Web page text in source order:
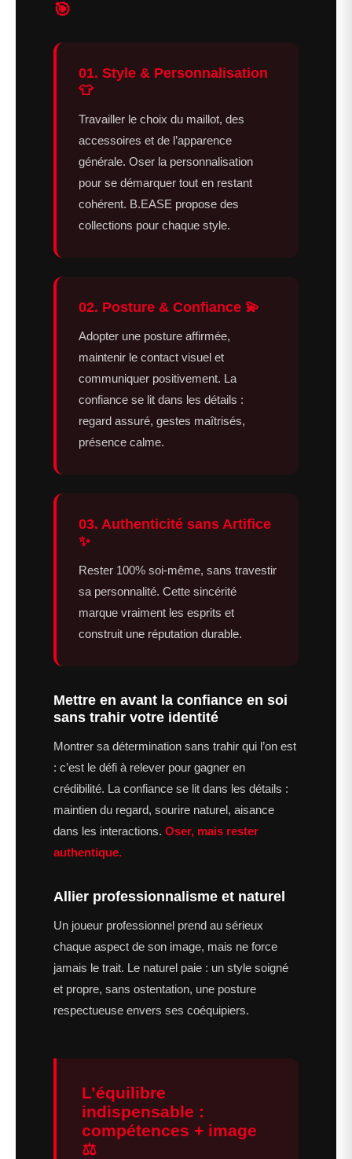
🎯
01. Style & Personnalisation
👕
Travailler le choix du maillot, des
accessoires et de l’apparence
générale. Oser la personnalisation
pour se démarquer tout en restant
cohérent. B.EASE propose des
collections pour chaque style.
02. Posture & Confiance 💫
Adopter une posture affirmée,
maintenir le contact visuel et
communiquer positivement. La
confiance se lit dans les détails :
regard assuré, gestes maîtrisés,
présence calme.
03. Authenticité sans Artifice
✨
Rester 100% soi-même, sans travestir
sa personnalité. Cette sincérité
marque vraiment les esprits et
construit une réputation durable.
Mettre en avant la confiance en soi
sans trahir votre identité
Montrer sa détermination sans trahir qui l’on est
: c’est le défi à relever pour gagner en
crédibilité. La confiance se lit dans les détails :
maintien du regard, sourire naturel, aisance
dans les interactions. Oser, mais rester
authentique.
Allier professionnalisme et naturel
Un joueur professionnel prend au sérieux
chaque aspect de son image, mais ne force
jamais le trait. Le naturel paie : un style soigné
et propre, sans ostentation, une posture
respectueuse envers ses coéquipiers.
L’équilibre
indispensable :
compétences + image
⚖️